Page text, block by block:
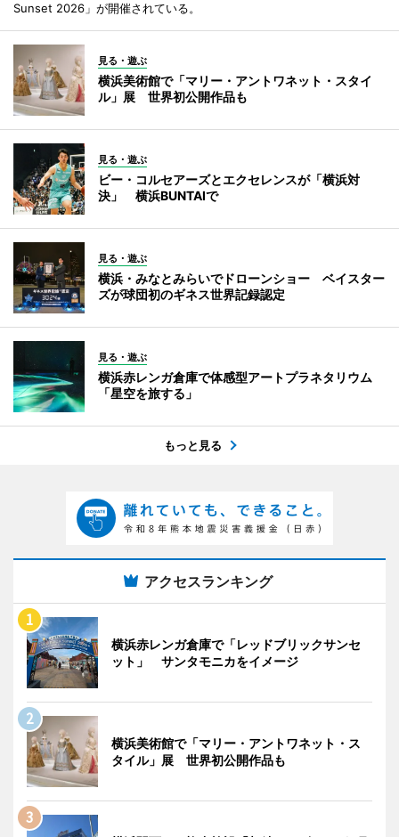
Sunset 2026」が開催されている。
見る・遊ぶ
横浜美術館で「マリー・アントワネット・スタイ
ル」展 世界初公開作品も
見る・遊ぶ
ビー・コルセアーズとエクセレンスが「横浜対
決」 横浜BUNTAIで
見る・遊ぶ
横浜・みなとみらいでドローンショー ベイスター
ズが球団初のギネス世界記録認定
見る・遊ぶ
横浜赤レンガ倉庫で体感型アートプラネタリウム
「星空を旅する」
もっと見る
アクセスランキング
横浜赤レンガ倉庫で「レッドブリックサンセ
ット」 サンタモニカをイメージ
横浜美術館で「マリー・アントワネット・ス
タイル」展 世界初公開作品も